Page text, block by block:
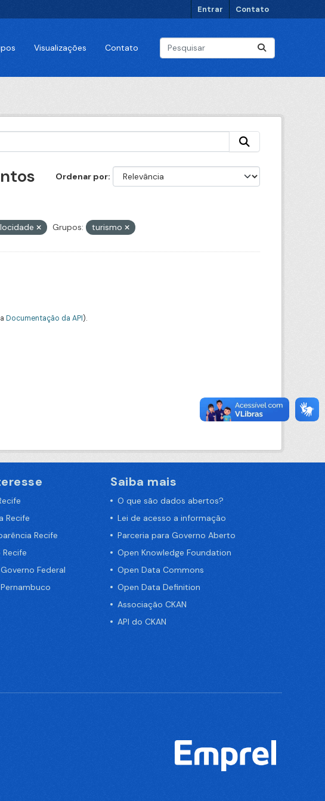
Entrar Contato
Visualizações Contato
Ordenar por
Grupos: turismo
Documentação da API).
Recife
Recife
Federal
Saiba mais
O que são dados abertos?
Lei de acesso a informação
Parceria para Governo Aberto
Open Knowledge Foundation
Open Data Commons
Open Data Definition
Associação CKAN
API do CKAN